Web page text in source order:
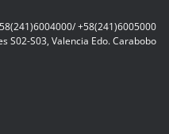
+58(241)6005000
S02-S03, Valencia Edo. Carabobo